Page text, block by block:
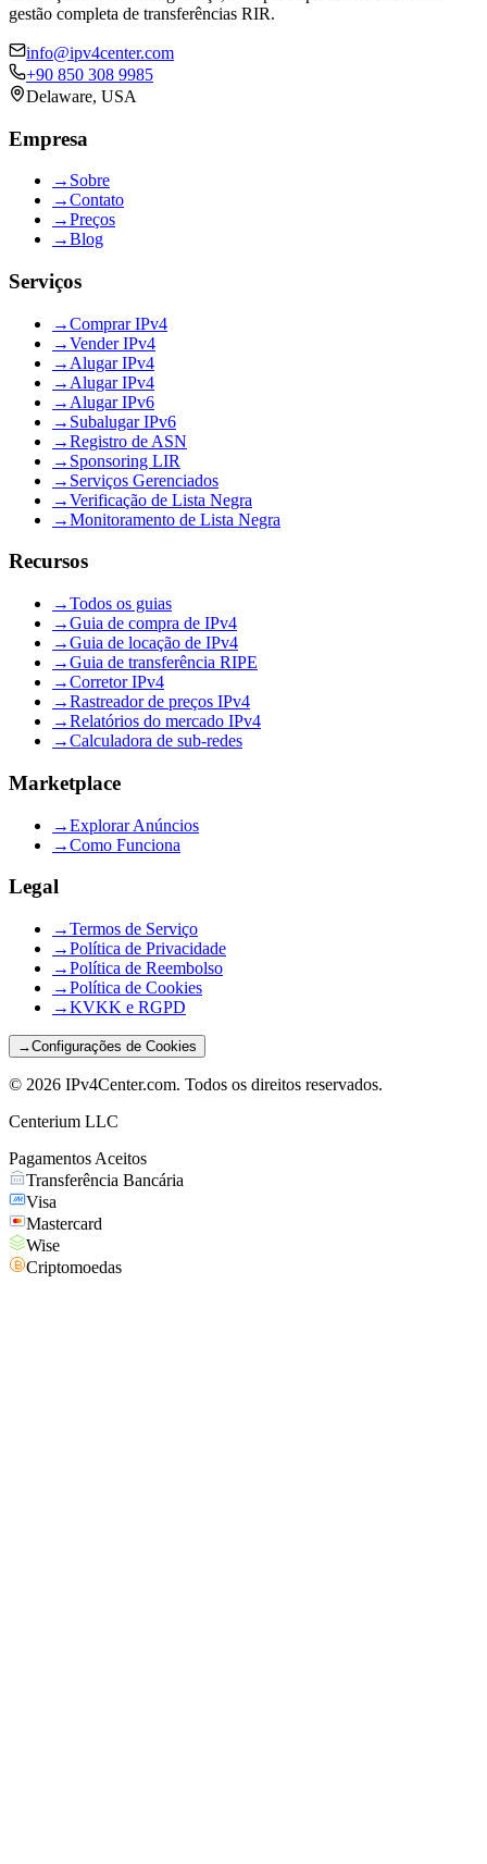
gestão completa de transferências RIR.
info@ipv4center.com
+90 850 308 9985
Delaware, USA
Empresa
→ Sobre
→Contato
→Preços
→Blog
Serviços
→Comprar IPv4
→Vender IPv4
→ Alugar IPv4
→ Alugar IPv4
→ Alugar IPv6
→ Subalugar IPv6
→Registro de ASN
→ Sponsoring LIR
→ Serviços Gerenciados
→Verificação de Lista Negra
→Monitoramento de Lista Negra
Recursos
→Todos os guias
→Guia de compra de IPv4
→Guia de locação de IPv4
→Guia de transferência RIPE
→Corretor IPv4
→Rastreador de preços IPv4
→Relatórios do mercado IPv4
→Calculadora de sub-redes
Marketplace
→Explorar Anúncios
→Como Funciona
Legal
→Termos de Serviço
→Política de Privacidade
→Política de Reembolso
→Política de Cookies
→KVKK e RGPD
→Configurações de Cookies
© 2026 IPv4Center.com. Todos os direitos reservados.
Centerium LLC
Pagamentos Aceitos
Transferência Bancária
Visa
Mastercard
Wise
Criptomoedas